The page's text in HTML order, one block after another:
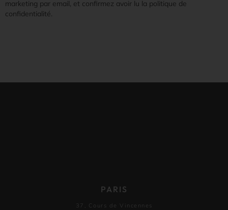
marketing par email, et confirmez avoir lu la politique de
confidentialité.
PARIS
37, Cours de Vincennes